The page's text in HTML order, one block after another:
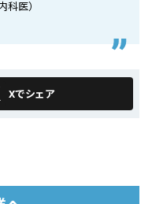
科医）